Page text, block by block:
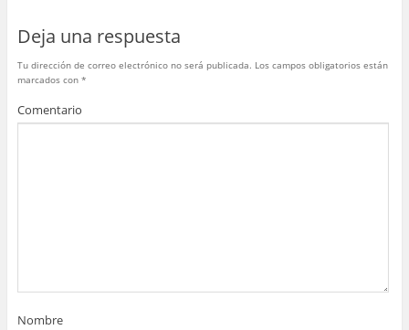
k
Deja una respuesta
Tu dirección de correo electrónico no será publicada. Los campos obligatorios están
marcados con *
Comentario
Nombre